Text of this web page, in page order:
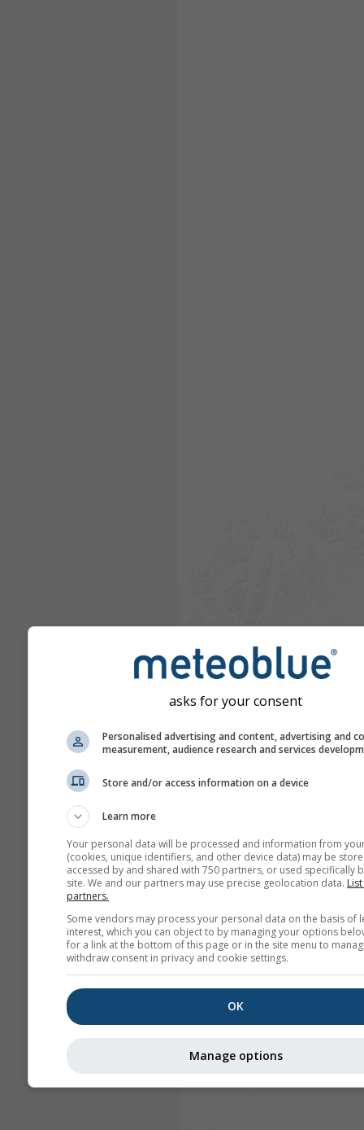
asks for your consent
Personalised advertising and content, advertising and
measurement, audience research and services
Store and/or access information on a device
Learn more
Your personal data will be processed and information from
(cookies, unique identifiers, and other device data) may be
accessed by and shared with 750 partners, or used specifically
site. We and our partners may use precise geolocation data.
partners.
Some vendors may process your personal data on the basis of
interest, which you can object to by managing your options
for a link at the bottom of this page or in the site menu to
withdraw consent in privacy and cookie settings.
OK
Manage options